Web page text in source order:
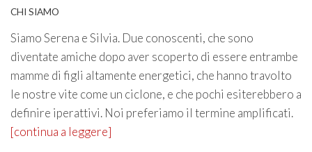
CHI SIAMO
Siamo Serena e Silvia. Due conoscenti, che sono
diventate amiche dopo aver scoperto di essere entrambe
mamme di figli altamente energetici, che hanno travolto
le nostre vite come un ciclone, e che pochi esiterebbero a
definire iperattivi. Noi preferiamo il termine amplificati.
[continua a leggere]